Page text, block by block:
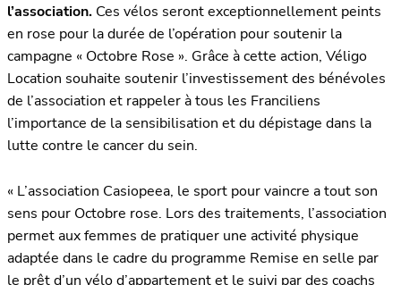
l’association. Ces vélos seront exceptionnellement peints
en rose pour la durée de l’opération pour soutenir la
campagne « Octobre Rose ». Grâce à cette action, Véligo
Location souhaite soutenir l’investissement des bénévoles
de l’association et rappeler à tous les Franciliens
l’importance de la sensibilisation et du dépistage dans la
lutte contre le cancer du sein.
« L’association Casiopeea, le sport pour vaincre a tout son
sens pour Octobre rose. Lors des traitements, l’association
permet aux femmes de pratiquer une activité physique
adaptée dans le cadre du programme Remise en selle par
le prêt d’un vélo d’appartement et le suivi par des coachs